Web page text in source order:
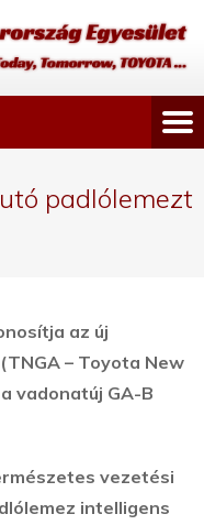
padlólemezt
az új
– Toyota New
vadonatúj GA-B
vezetési
intelligens